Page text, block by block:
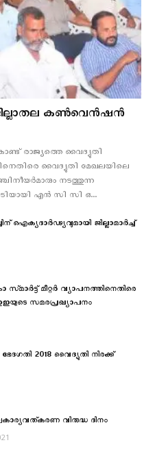
കണ്‍വെന്‍ഷന്‍
രാജ്യത്തെ വൈദ്യുതി
വൈദ്യുതി മേഖലയിലെ
നടത്തുന്ന
എന്‍ സി സി ഒ...
ഐക്യദാര്‍ഢ്യവുമായി ജില്ലാമാര്‍ച്ച്
മീറ്റർ വ്യാപനത്തിനെതിരെ
സമരപ്രഖ്യാപനം
2018 വൈദ്യുതി നിരക്ക്
വിരുദ്ധ ദിനം